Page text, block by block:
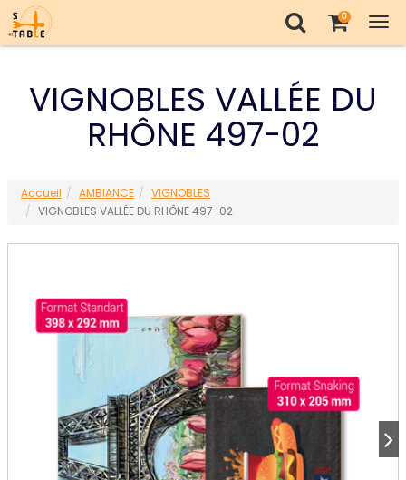
0
VIGNOBLES VALLÉE DU
RHÔNE 497-02
Accueil AMBIANCE
VIGNOBLES
VIGNOBLES VALLÉE DU RHÔNE 497-02